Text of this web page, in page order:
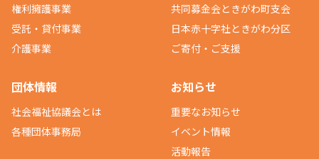
権利擁護事業
受託・貸付事業
介護事業
共同募金会ときがわ町支会
日本赤十字社ときがわ分区
ご寄付・ご支援
団体情報
社会福祉協議会とは
各種団体事務局
お知らせ
重要なお知らせ
イベント情報
活動報告